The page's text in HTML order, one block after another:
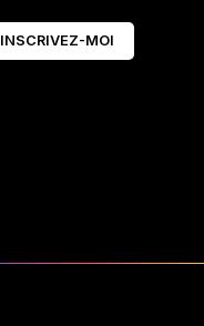
INSCRIVEZ-MOI